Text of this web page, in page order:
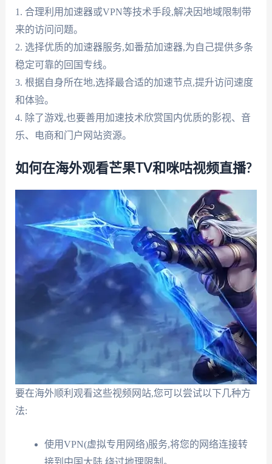
1. 合理利用加速器或VPN等技术手段,解决因地域限制带
来的访问问题。
2. 选择优质的加速器服务,如番茄加速器,为自己提供多条
稳定可靠的回国专线。
3. 根据自身所在地,选择最合适的加速节点,提升访问速度
和体验。
4. 除了游戏,也要善用加速技术欣赏国内优质的影视、音
乐、电商和门户网站资源。
如何在海外观看芒果TV和咪咕视频直播?
要在海外顺利观看这些视频网站,您可以尝试以下几种方
法:
使用VPN(虚拟专用网络)服务,将您的网络连接转
接到中国大陆,绕过地理限制。